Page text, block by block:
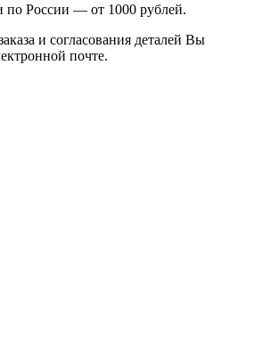
по России — от 1000 рублей.
и согласования деталей Вы
почте.